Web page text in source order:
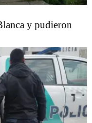
y pudieron